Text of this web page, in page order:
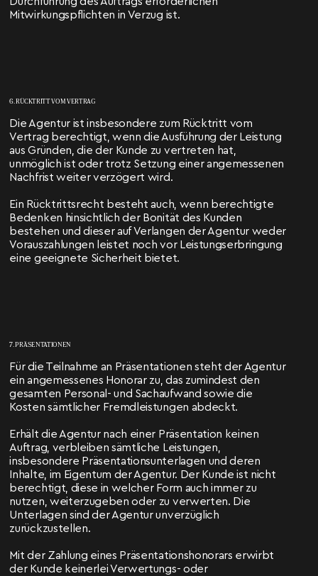
Mitwirkungspflichten in Verzug ist.
6. RÜCKTRITT VOM VERTRAG
Die Agentur ist insbesondere zum Rücktritt vom
Vertrag berechtigt, wenn die Ausführung der Leistung
aus Gründen, die der Kunde zu vertreten hat,
unmöglich ist oder trotz Setzung einer angemessenen
Nachfrist weiter verzögert wird.
Ein Rücktrittsrecht besteht auch, wenn berechtigte
Bedenken hinsichtlich der Bonität des Kunden
bestehen und dieser auf Verlangen der Agentur weder
Vorauszahlungen leistet noch vor Leistungserbringung
eine geeignete Sicherheit bietet.
7. PRÄSENTATIONEN
Für die Teilnahme an Präsentationen steht der Agentur
ein angemessenes Honorar zu, das zumindest den
gesamten Personal- und Sachaufwand sowie die
Kosten sämtlicher Fremdleistungen abdeckt.
Erhält die Agentur nach einer Präsentation keinen
Auftrag, verbleiben sämtliche Leistungen,
insbesondere Präsentationsunterlagen und deren
Inhalte, im Eigentum der Agentur. Der Kunde ist nicht
berechtigt, diese in welcher Form auch immer zu
nutzen, weiterzugeben oder zu verwerten. Die
Unterlagen sind der Agentur unverzüglich
zurückzustellen.
Mit der Zahlung eines Präsentationshonorars erwirbt
der Kunde keinerlei Verwertungs- oder